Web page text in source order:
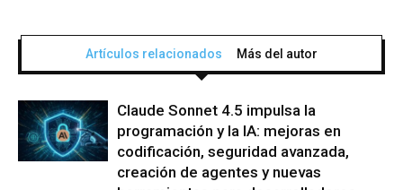
Artículos relacionados Más del autor
Claude Sonnet 4.5 impulsa la
programación y la IA: mejoras en
codificación, seguridad avanzada,
creación de agentes y nuevas